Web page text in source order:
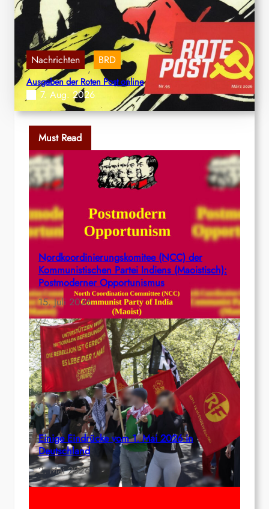
Nachrichten
,
BRD
Ausgaben der Roten Post online
7. Aug. 2026
Must Read
Nordkoordinierungskomitee (NCC) der
Kommunistischen Partei Indiens (Maoistisch):
Postmoderner Opportunismus
15. Juli 2026
Einige Eindrücke vom 1. Mai 2026 in
Deutschland
2. Mai 2026